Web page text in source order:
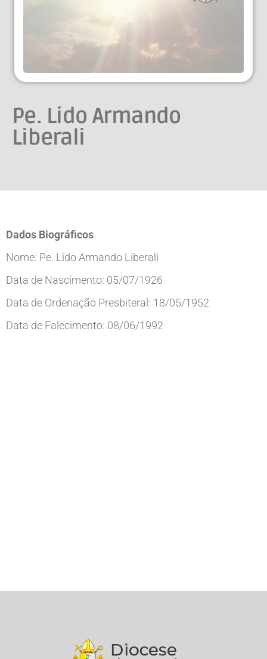
Pe. Lido Armando
Liberali
Dados Biográficos
Nome: Pe. Lido Armando Liberali
Data de Nascimento: 05/07/1926
Data de Ordenação Presbiteral: 18/05/1952
Data de Falecimento: 08/06/1992